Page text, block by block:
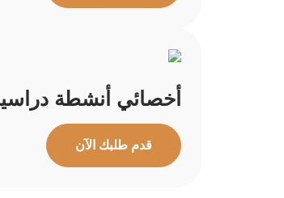
أخصائي أنشطة
قدم طلبك الآن